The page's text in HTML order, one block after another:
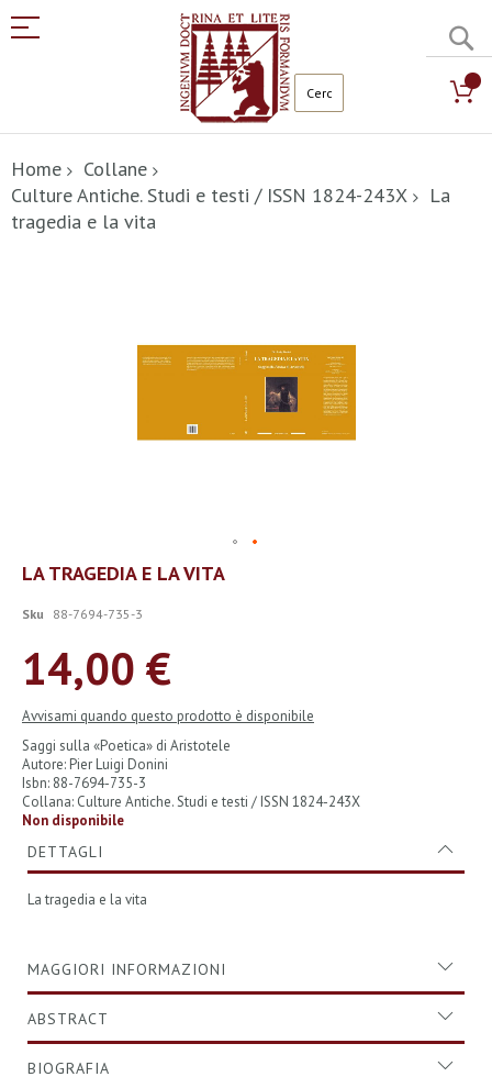
al
contenuto
Home
Collane
Culture Antiche. Studi e testi / ISSN 1824-243X
La
tragedia e la vita
Vai
all'inizio
galleria
immagini
LA TRAGEDIA E LA VITA
Sku 88-7694-735-3
14,00 €
Avvisami quando questo prodotto è disponibile
Saggi sulla «Poetica» di Aristotele
Autore: Pier Luigi Donini
Isbn: 88-7694-735-3
Collana: Culture Antiche. Studi e testi / ISSN 1824-243X
Non disponibile
DETTAGLI
La tragedia e la vita
MAGGIORI INFORMAZIONI
ABSTRACT
BIOGRAFIA